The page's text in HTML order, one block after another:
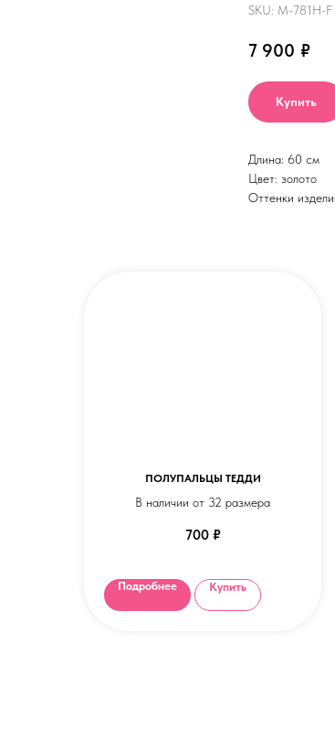
SKU: M-781H-F
7 900 ₽
Купить
Длина: 60 см
Цвет: золото
Оттенки
ПОЛУПАЛЬЦЫ ТЕДДИ
В наличии от 32 размера
700 ₽
Подробнее Купить